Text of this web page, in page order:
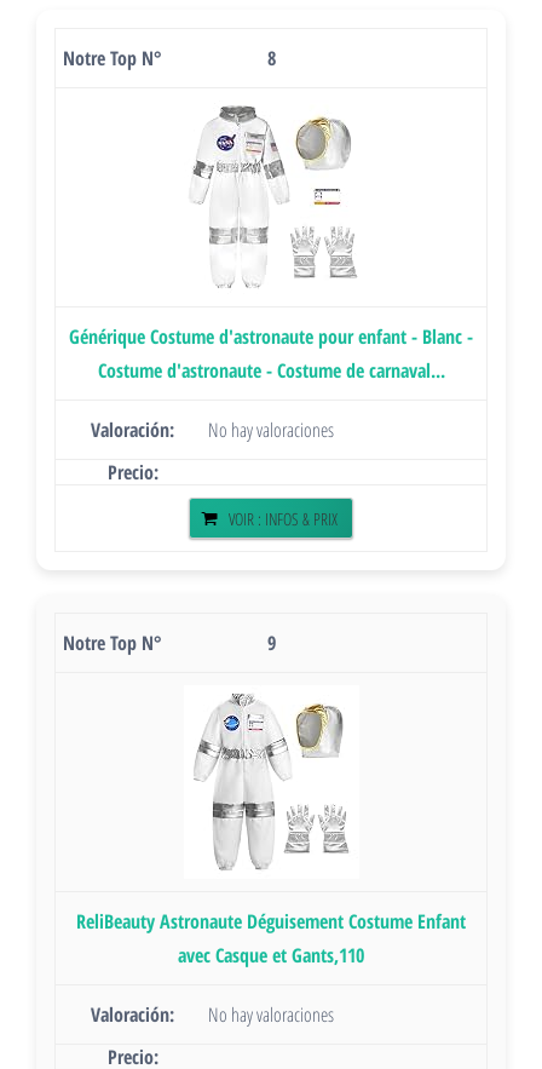
8
Générique Costume d'astronaute pour enfant - Blanc -
Costume d'astronaute - Costume de carnaval...
No hay valoraciones
VOIR : INFOS & PRIX
9
ReliBeauty Astronaute Déguisement Costume Enfant
avec Casque et Gants,110
No hay valoraciones